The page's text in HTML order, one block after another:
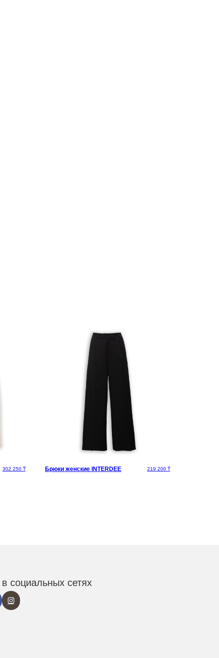
302 250 ₸ Брюки женские INTERDEE 219 200 ₸
социальных сетях